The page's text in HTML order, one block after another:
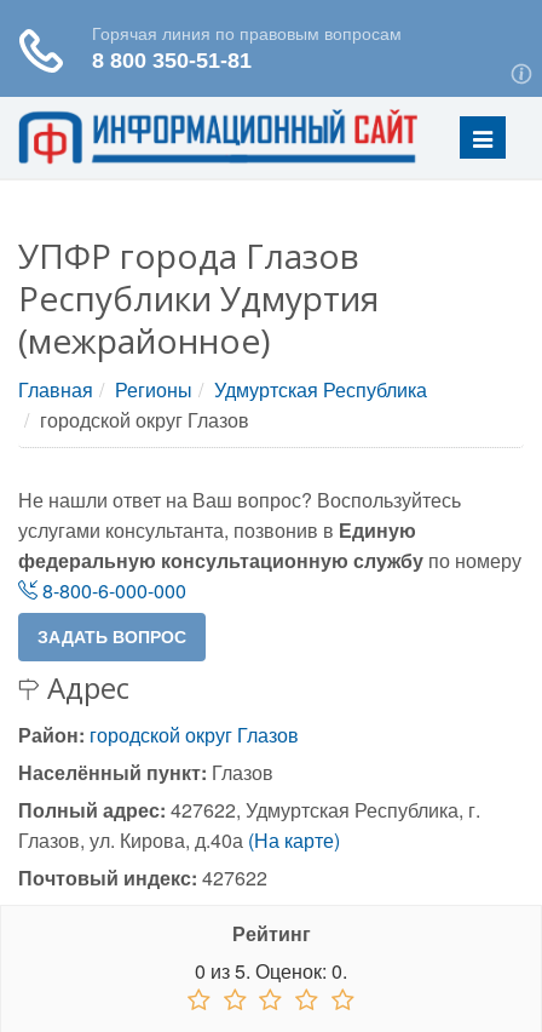
Меню
УПФР города Глазов
Республики Удмуртия
(межрайонное)
Главная Регионы
Удмуртская Республика
городской округ Глазов
Не нашли ответ на Ваш вопрос? Воспользуйтесь
услугами консультанта, позвонив в Единую
федеральную консультационную службу по номеру
8-800-6-000-000
Адрес
Район: городской округ Глазов
Населённый пункт: Глазов
Полный адрес: 427622, Удмуртская Республика, г.
Глазов, ул. Кирова, д.40а (На карте)
Почтовый индекс: 427622
Рейтинг
0 из5. Оценок: 0.